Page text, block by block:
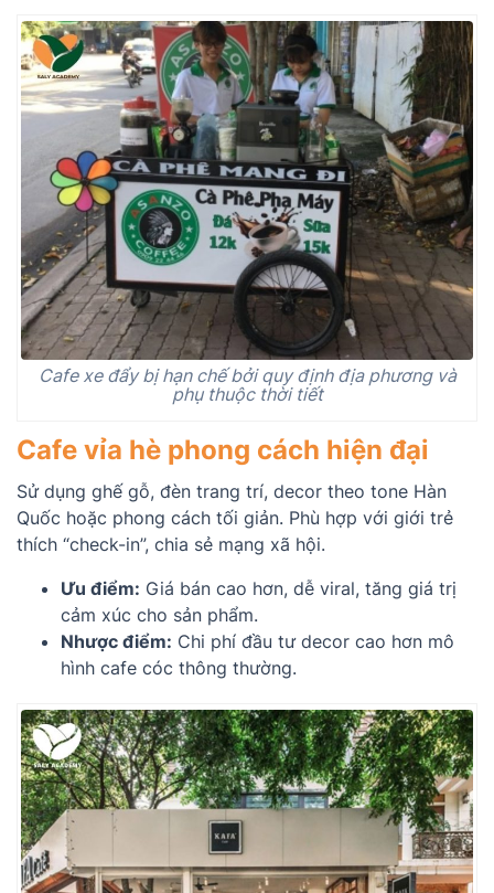
Cafe xe đẩy bị hạn chế bởi quy định địa phương và
phụ thuộc thời tiết
Cafe vỉa hè phong cách hiện đại
Sử dụng ghế gỗ, đèn trang trí, decor theo tone Hàn
Quốc hoặc phong cách tối giản. Phù hợp với giới trẻ
thích “check-in”, chia sẻ mạng xã hội.
Ưu điểm: Giá bán cao hơn, dễ viral, tăng giá trị
cảm xúc cho sản phẩm.
Nhược điểm: Chi phí đầu tư decor cao hơn mô
hình cafe cóc thông thường.